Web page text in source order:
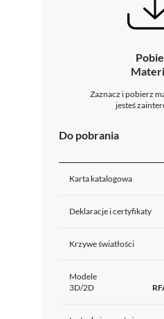
Zaznacz i pobierz
jesteś
Do pobrania
Karta katalogowa
Deklaracje i certyfikaty
Krzywe światłości
Modele
3D/2D